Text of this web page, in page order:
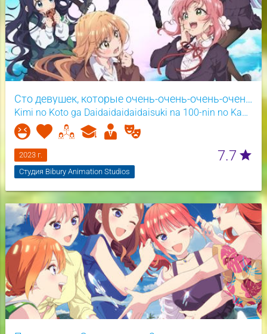
Сто девушек, которые очень-очень-очень-очень-очень сильно тебя любят
Kimi no Koto ga Daidaidaidaidaisuki na 100-nin no Kanojo
7.7 star
2023 г.
Студия Bibury Animation Studios